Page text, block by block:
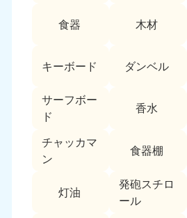
食器 木材
キーボード ダンベル
サーフボー
ド
香水
チャッカマ
ン
食器棚
灯油
発砲スチロ
ール
富山県
9:00〜19:00 年中無休 9:00
新潟県
050-1881-5263
9:00〜19:00 年中無休
近畿
050-1881-5250
9:00〜19:00 年中無休